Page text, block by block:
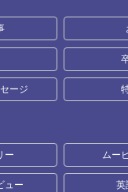
ージ
ー ムー
ュー 英